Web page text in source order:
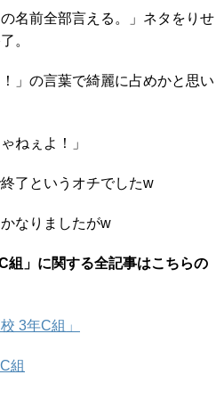
名前全部言える。」ネタをりせ
。
」の言葉で綺麗に占めかと思い
ねぇよ！」
了というオチでしたw
なりましたがw
組」に関する全記事はこちらの
3年C組」
組